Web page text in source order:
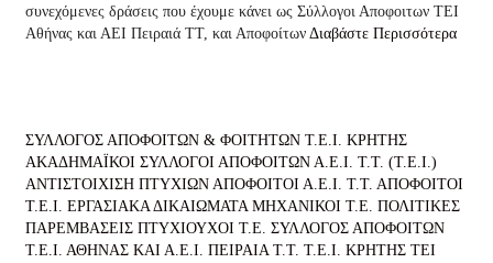
συνεχόμενες δράσεις που έχουμε κάνει ως Σύλλογοι Αποφοιτων ΤΕΙ
Αθήνας και ΑΕΙ Πειραιά ΤΤ, και Αποφοίτων Διαβάστε Περισσότερα
ΣΥΛΛΟΓΟΣ ΑΠΟΦΟΙΤΩΝ & ΦΟΙΤΗΤΩΝ Τ.Ε.Ι. ΚΡΗΤΗΣ
ΑΚΑΔΗΜΑΪΚΟΙ ΣΥΛΛΟΓΟΙ ΑΠΟΦΟΙΤΩΝ Α.Ε.Ι. Τ.Τ. (Τ.Ε.Ι.)
ΑΝΤΙΣΤΟΙΧΙΣΗ ΠΤΥΧΙΩΝ ΑΠΟΦΟΙΤΟΙ Α.Ε.Ι. Τ.Τ. ΑΠΟΦΟΙΤΟΙ
Τ.Ε.Ι. ΕΡΓΑΣΙΑΚΑ ΔΙΚΑΙΩΜΑΤΑ ΜΗΧΑΝΙΚΟΙ Τ.Ε. ΠΟΛΙΤΙΚΕΣ
ΠΑΡΕΜΒΑΣΕΙΣ ΠΤΥΧΙΟΥΧΟΙ Τ.Ε. ΣΥΛΛΟΓΟΣ ΑΠΟΦΟΙΤΩΝ
Τ.Ε.Ι. ΑΘΗΝΑΣ ΚΑΙ Α.Ε.Ι. ΠΕΙΡΑΙΑ Τ.Τ. Τ.Ε.Ι. ΚΡΗΤΗΣ ΤΕΙ